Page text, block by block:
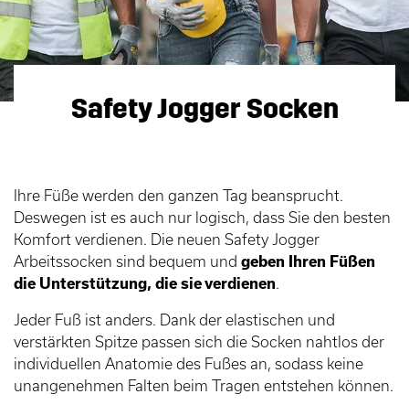
Safety Jogger Socken
Ihre Füße werden den ganzen Tag beansprucht.
Deswegen ist es auch nur logisch, dass Sie den besten
Komfort verdienen. Die neuen Safety Jogger
Arbeitssocken sind bequem und geben Ihren Füßen
die Unterstützung, die sie verdienen
Jeder Fuß ist anders. Dank der elastischen und
verstärkten Spitze passen sich die Socken nahtlos der
individuellen Anatomie des Fußes an, sodass keine
unangenehmen Falten beim Tragen entstehen können.